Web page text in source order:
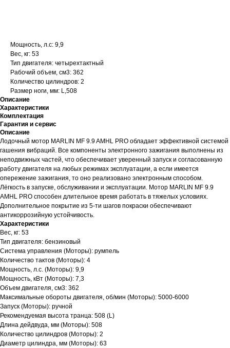
Мощность, л.с: 9,9
Вес, кг: 53
Тип двигателя: четырехтактный
Рабочий объем, см3: 362
Количество цилиндров: 2
Размер ноги, мм: L,508
Описание
Характеристики
Комплектация
Гарантия и сервис
Описание
Лодочный мотор MARLIN MF 9.9 AMHL PRO обладает эффективной системой
гашения вибраций. Все компоненты электронного зажигания выполнены из
неподвижных частей, что обеспечивает уверенный запуск и согласованную
работу двигателя на любых режимах эксплуатации, а если имеется
опережение зажигания, то оно реализовано электронным способом.
Лёгкость в запуске, обслуживании и эксплуатации. Мотор MARLIN MF 9.9
AMHL PRO способен длительное время работать в тяжелых условиях.
Дополнительное покрытие из 5-ти шагов покраски обеспечивают
антикоррозийную устойчивость.
Характеристики
Вес, кг: 53
Тип двигателя: бензиновый
Система управления (Моторы): румпель
Количество тактов (Моторы): 4
Мощность, л.с. (Моторы): 9,9
Мощность, кВт (Моторы): 7,3
Объем двигателя, см3: 362
Максимальные обороты двигателя, об/мин (Моторы): 5000-6000
Запуск (Моторы): ручной
Рекомендуемая высота транца: 508 (L)
Длина дейдвуда, мм (Моторы): 508
Количество цилиндров (Моторы): 2
Диаметр цилиндра, мм (Моторы): 63